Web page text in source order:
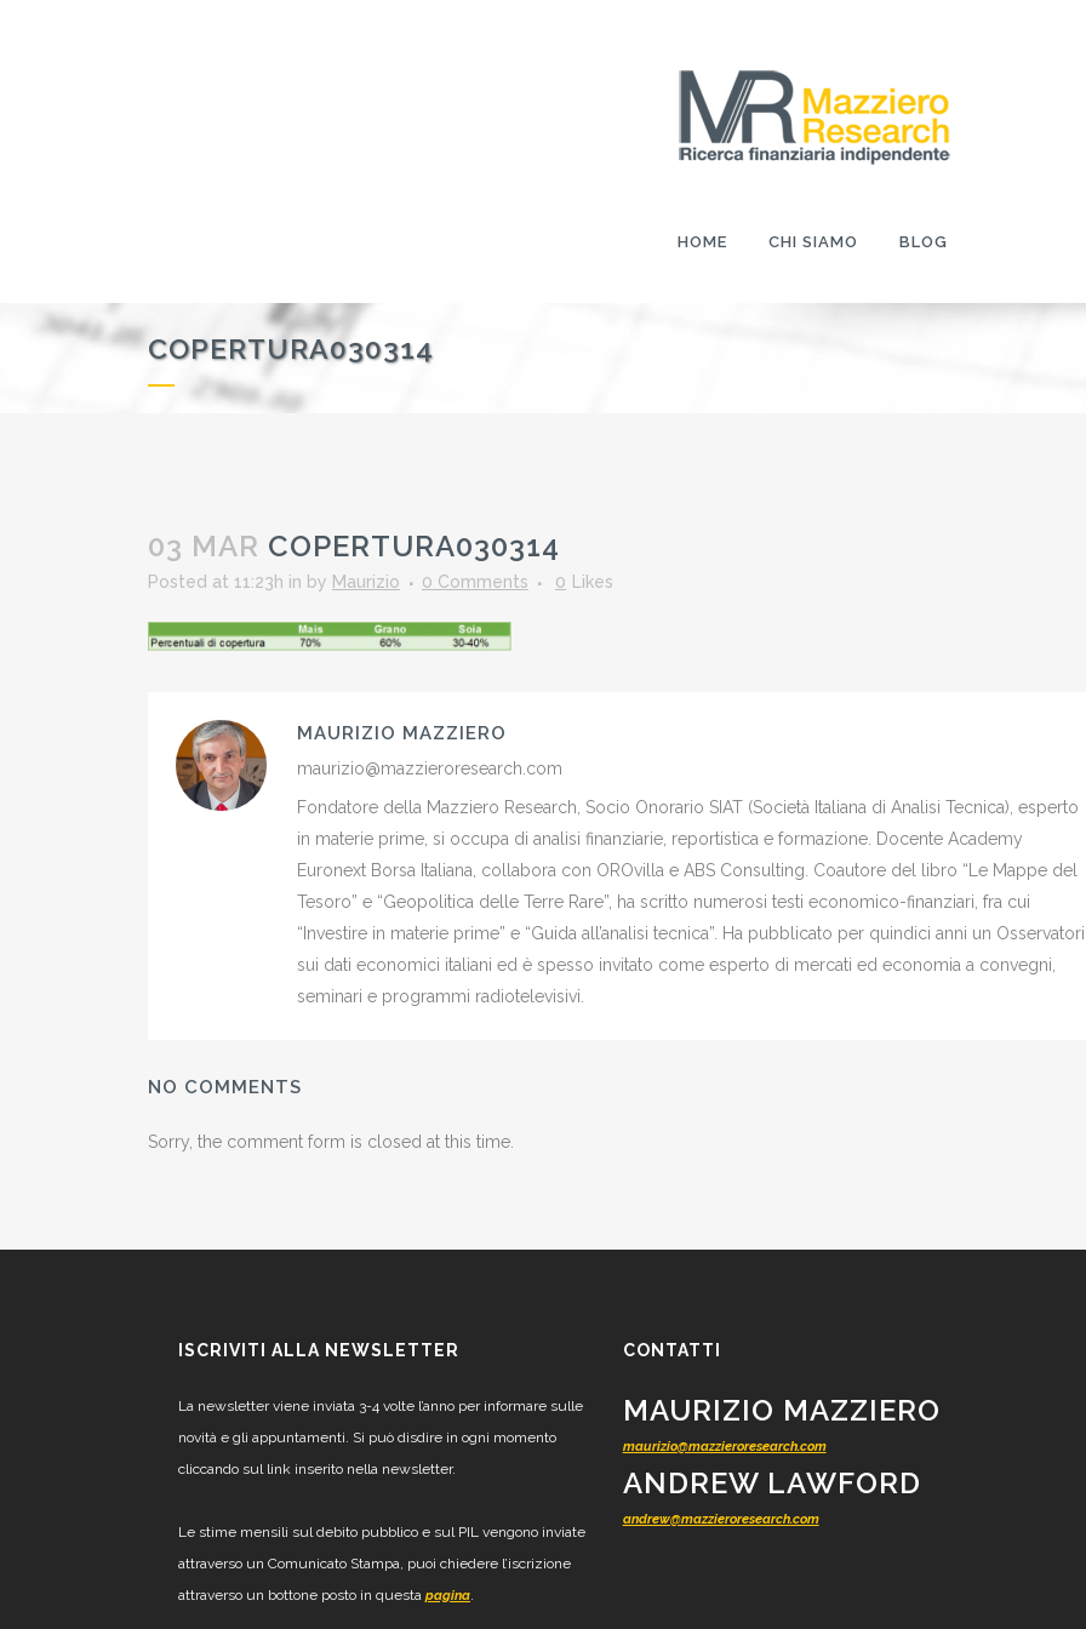
HOME CHI SIAMO BLOG
COPERTURA030314
03 MAR COPERTURA030314
Posted at 11:23h in by Maurizio 0 Comments 0 Likes
MAURIZIO MAZZIERO
maurizio@mazzieroresearch.com
Fondatore della Mazziero Research, Socio Onorario SIAT (Società Italiana di Analisi Tecnica), esperto
in materie prime, si occupa di analisi finanziarie, reportistica e formazione. Docente Academy
Euronext Borsa Italiana, collabora con OROvilla e ABS Consulting. Coautore del libro “Le Mappe del
Tesoro” e “Geopolitica delle Terre Rare”, ha scritto numerosi testi economico-finanziari, fra cui
“Investire in materie prime” e “Guida all’analisi tecnica”. Ha pubblicato per quindici anni un
sui dati economici italiani ed è spesso invitato come esperto di mercati ed economia a convegni,
seminari e programmi radiotelevisivi.
NO COMMENTS
Sorry, the comment form is closed at this time.
ISCRIVITI ALLA NEWSLETTER
La newsletter viene inviata 3-4 volte l’anno per informare sulle
novità e gli appuntamenti. Si può disdire in ogni momento
cliccando sul link inserito nella newsletter.
Le stime mensili sul debito pubblico e sul PIL vengono inviate
attraverso un Comunicato Stampa, puoi chiedere l’iscrizione
attraverso un bottone posto in questa pagina.
CONTATTI
MAURIZIO MAZZIERO
maurizio@mazzieroresearch.com
ANDREW LAWFORD
andrew@mazzieroresearch.com